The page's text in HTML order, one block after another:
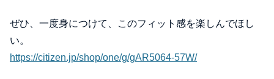
ぜひ、一度身につけて、このフィット感を楽しんでほし
い。
https://citizen.jp/shop/one/g/gAR5064-57W/